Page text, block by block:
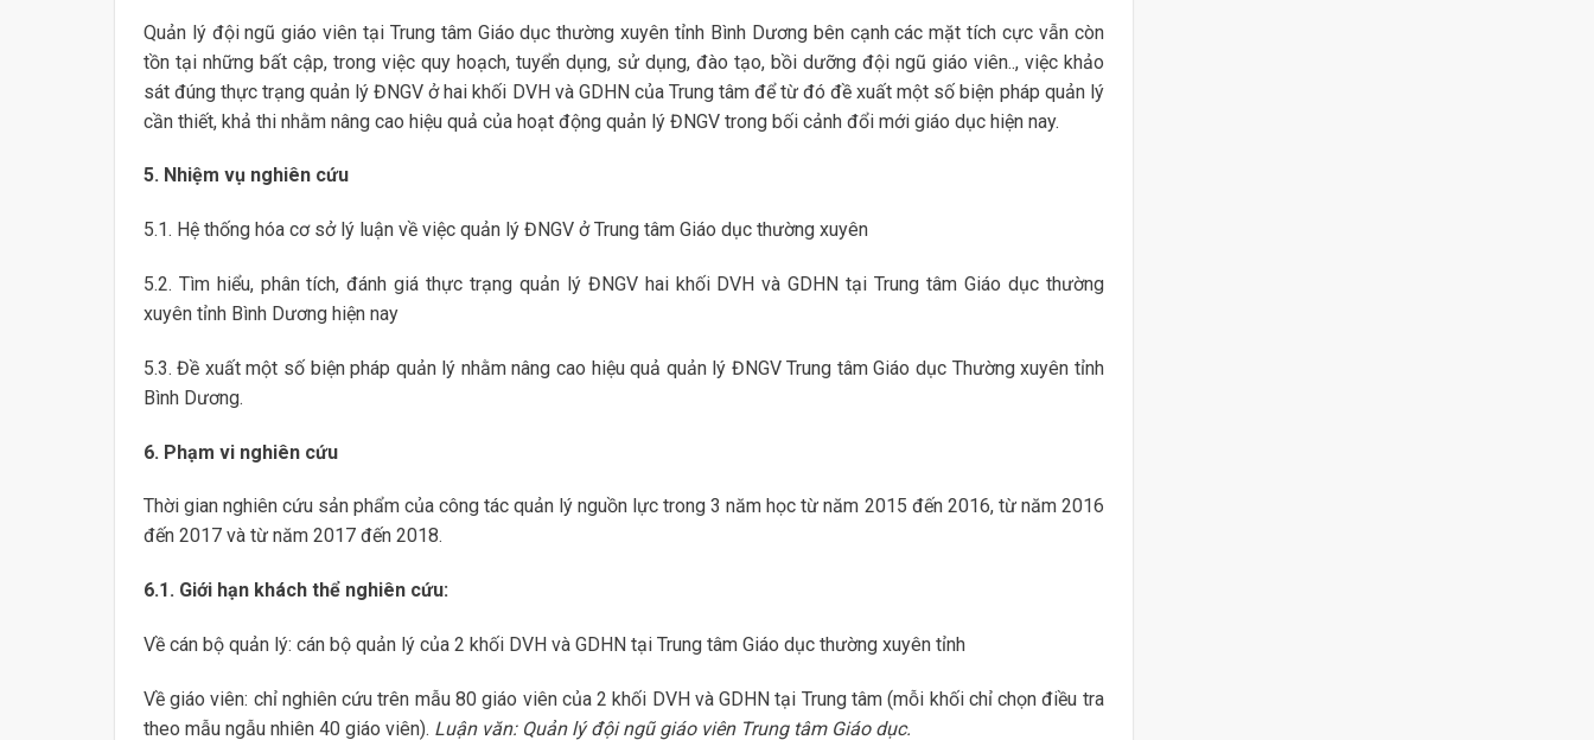
Quản lý đội ngũ giáo viên tại Trung tâm Giáo dục thường xuyên tỉnh Bình Dương bên cạnh các mặt tích cực vẫn còn
tồn tại những bất cập, trong việc quy hoạch, tuyển dụng, sử dụng, đào tạo, bồi dưỡng đội ngũ giáo viên.., việc khảo
sát đúng thực trạng quản lý ĐNGV ở hai khối DVH và GDHN của Trung tâm để từ đó đề xuất một số biện pháp quản lý
cần thiết, khả thi nhằm nâng cao hiệu quả của hoạt động quản lý ĐNGV trong bối cảnh đổi mới giáo dục hiện nay.
5. Nhiệm vụ nghiên cứu
5.1. Hệ thống hóa cơ sở lý luận về việc quản lý ĐNGV ở Trung tâm Giáo dục thường xuyên
5.2. Tìm hiểu, phân tích, đánh giá thực trạng quản lý ĐNGV hai khối DVH và GDHN tại Trung tâm Giáo dục thường
xuyên tỉnh Bình Dương hiện nay
5.3. Đề xuất một số biện pháp quản lý nhằm nâng cao hiệu quả quản lý ĐNGV Trung tâm Giáo dục Thường xuyên tỉnh
Bình Dương.
6. Phạm vi nghiên cứu
Thời gian nghiên cứu sản phẩm của công tác quản lý nguồn lực trong 3 năm học từ năm 2015 đến 2016, từ năm 2016
đến 2017 và từ năm 2017 đến 2018.
6.1. Giới hạn khách thể nghiên cứu:
Về cán bộ quản lý: cán bộ quản lý của 2 khối DVH và GDHN tại Trung tâm Giáo dục thường xuyên tỉnh
Về giáo viên: chỉ nghiên cứu trên mẫu 80 giáo viên của 2 khối DVH và GDHN tại Trung tâm (mỗi khối chỉ chọn điều tra
theo mẫu ngẫu nhiên 40 giáo viên). Luận văn: Quản lý đội ngũ giáo viên Trung tâm Giáo dục.